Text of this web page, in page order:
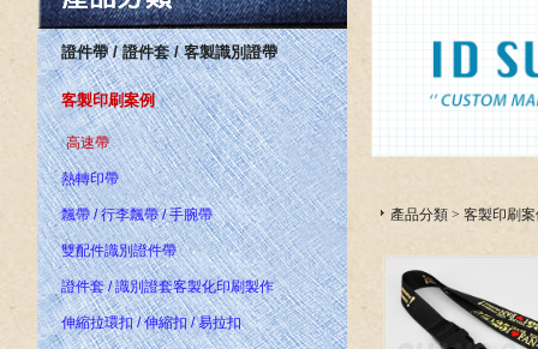
證件帶 / 證件套 / 客製識別證帶
客製印刷案例
高速帶
熱轉印帶
飄帶 / 行李飄帶 / 手腕帶
雙配件識別證件帶
證件套 / 識別證套客製化印刷製作
伸縮拉環扣 / 伸縮扣 / 易拉扣
產品分類 > 客製印刷